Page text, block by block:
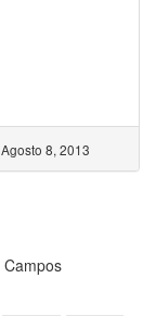
Agosto 8, 2013
Campos